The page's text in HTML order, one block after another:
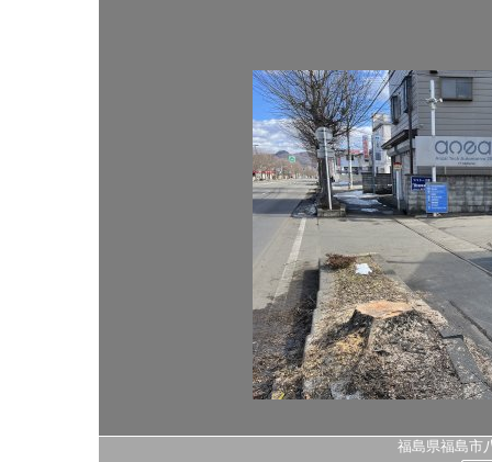
福島県福島市